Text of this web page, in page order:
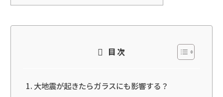
目次
大地震が起きたらガラスにも影響する？